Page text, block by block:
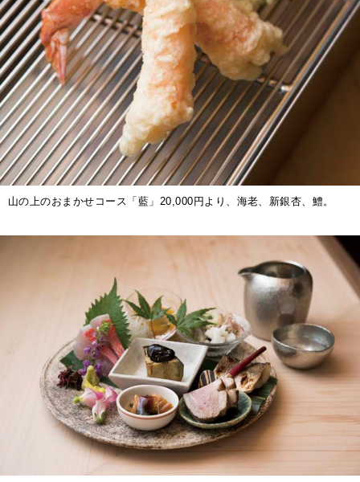
山の上のおまかせコース「藍」20,000円より、海老、新銀杏、鱧。